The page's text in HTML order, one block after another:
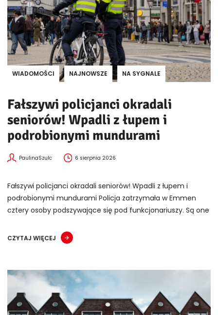
WIADOMOŚCI NAJNOWSZE NA SYGNALE
Fałszywi policjanci okradali
seniorów! Wpadli z łupem i
podrobionymi mundurami
PaulinaSzulc 6 sierpnia 2026
Fałszywi policjanci okradali seniorów! Wpadli z łupem i
podrobionymi mundurami Policja zatrzymała w Emmen
cztery osoby podszywające się pod funkcjonariuszy. Są one
CZYTAJ WIĘCEJ